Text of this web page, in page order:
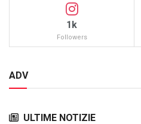
1k
Followers
ADV
ULTIME NOTIZIE